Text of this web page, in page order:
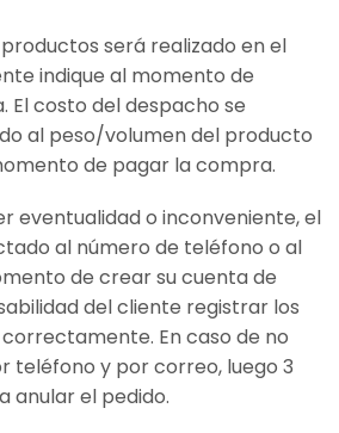
será realizado en el
indique al momento de
El costo del despacho se
al peso/volumen del producto
de pagar la compra.
eventualidad o inconveniente, el
al número de teléfono o al
de crear su cuenta de
del cliente registrar los
En caso de no
teléfono y por correo, luego 3
anular el pedido.